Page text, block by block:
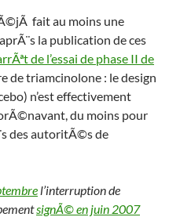
fait au moins une
la publication de ces
de l’essai de phase II de
de triamcinolone : le design
n’est effectivement
du moins pour
des autoritÃ©s de
l’interruption de
signÃ© en juin 2007